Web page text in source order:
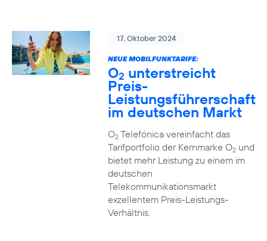
17. Oktober 2024
NEUE MOBILFUNKTARIFE:
O2 unterstreicht
Preis-
Leistungsführerschaft
im deutschen Markt
O2Telefónica vereinfacht das
Tarifportfolio der Kernmarke O2und
bietet mehr Leistung zu einem im
deutschen
Telekommunikationsmarkt
exzellentem Preis-Leistungs-
Verhältnis.